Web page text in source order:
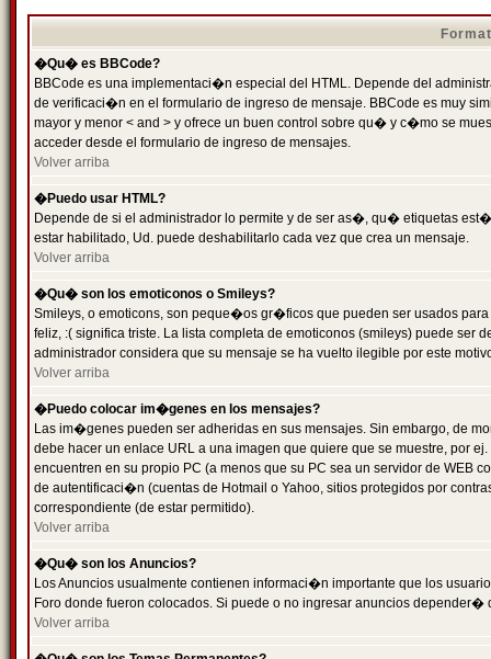
�Qu� es BBCode?
BBCode es una implementaci�n especial del HTML. Depende del
de verificaci�n en el formulario de ingreso de mensaje. BBCode es muy
mayor y menor < and > y ofrece un buen control sobre qu� y c�mo se
acceder desde el formulario de ingreso de mensajes.
Volver arriba
�Puedo usar HTML?
Depende de si el administrador lo permite y de ser as�, qu� etiquetas
estar habilitado, Ud. puede deshabilitarlo cada vez que crea un mensaje.
Volver arriba
�Qu� son los emoticonos o Smileys?
Smileys, o emoticons, son peque�os gr�ficos que pueden ser usados
feliz, :( significa triste. La lista completa de emoticonos (smileys) puede
administrador considera que su mensaje se ha vuelto ilegible por este
Volver arriba
�Puedo colocar im�genes en los mensajes?
Las im�genes pueden ser adheridas en sus mensajes. Sin embargo, de
debe hacer un enlace URL a una imagen que quiere que se muestre, por
encuentren en su propio PC (a menos que su PC sea un servidor de
de autentificaci�n (cuentas de Hotmail o Yahoo, sitios protegidos por
correspondiente (de estar permitido).
Volver arriba
�Qu� son los Anuncios?
Los Anuncios usualmente contienen informaci�n importante que los
Foro donde fueron colocados. Si puede o no ingresar anuncios
Volver arriba